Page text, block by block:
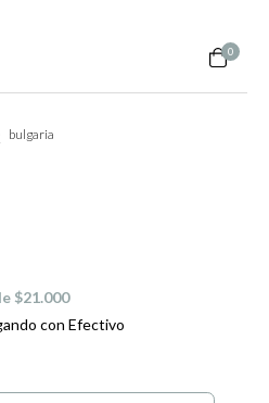
0
bulgaria
$21.000
con Efectivo